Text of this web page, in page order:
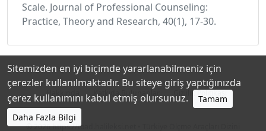
Scale. Journal of Professional Counseling:
Practice, Theory and Research, 40(1), 17-30.
Hakkında Katkıda Bulunanlar Gizlilik Politikası
© 2026https://toad.halileksi.net
Sitemizden en iyi biçimde yararlanabilmeniz için
çerezler kullanılmaktadır. Bu siteye giriş yaptığınızda
çerez kullanımını kabul etmiş olursunuz.
Tamam
Daha Fazla Bilgi